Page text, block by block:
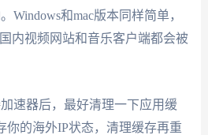
Windows和mac版本同样简单，
内视频网站和音乐客户端都会被
速器后，最好清理一下应用缓
你的海外IP状态，清理缓存再重